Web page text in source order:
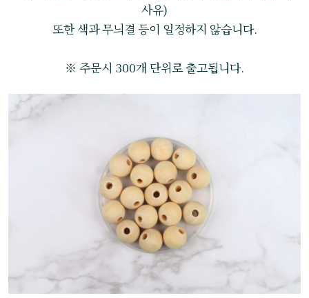
사유)
또한 색과 무늬결 등이 일정하지 않습니다.
※ 주문시 300개 단위로 출고됩니다.